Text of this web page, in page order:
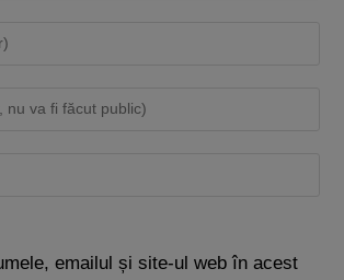
emailul și site-ul web în acest